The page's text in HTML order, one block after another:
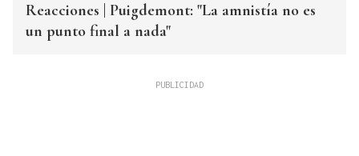
Reacciones | Puigdemont: "La amnistía no es
un punto final a nada"